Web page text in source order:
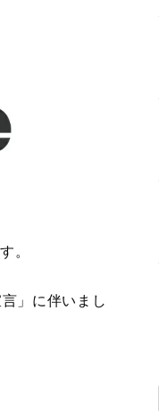
。
」に伴いまし